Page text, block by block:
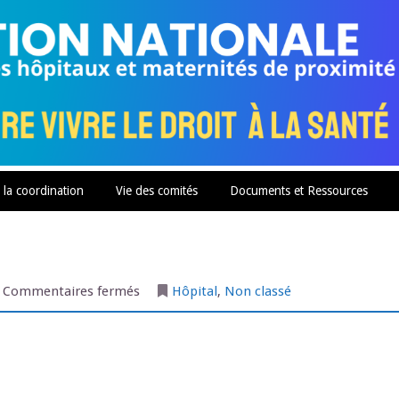
la coordination Vie des comités Documents et Ressources
Commentaires ferméssur
Bulletin
Semaines
Hôpital, Non classé